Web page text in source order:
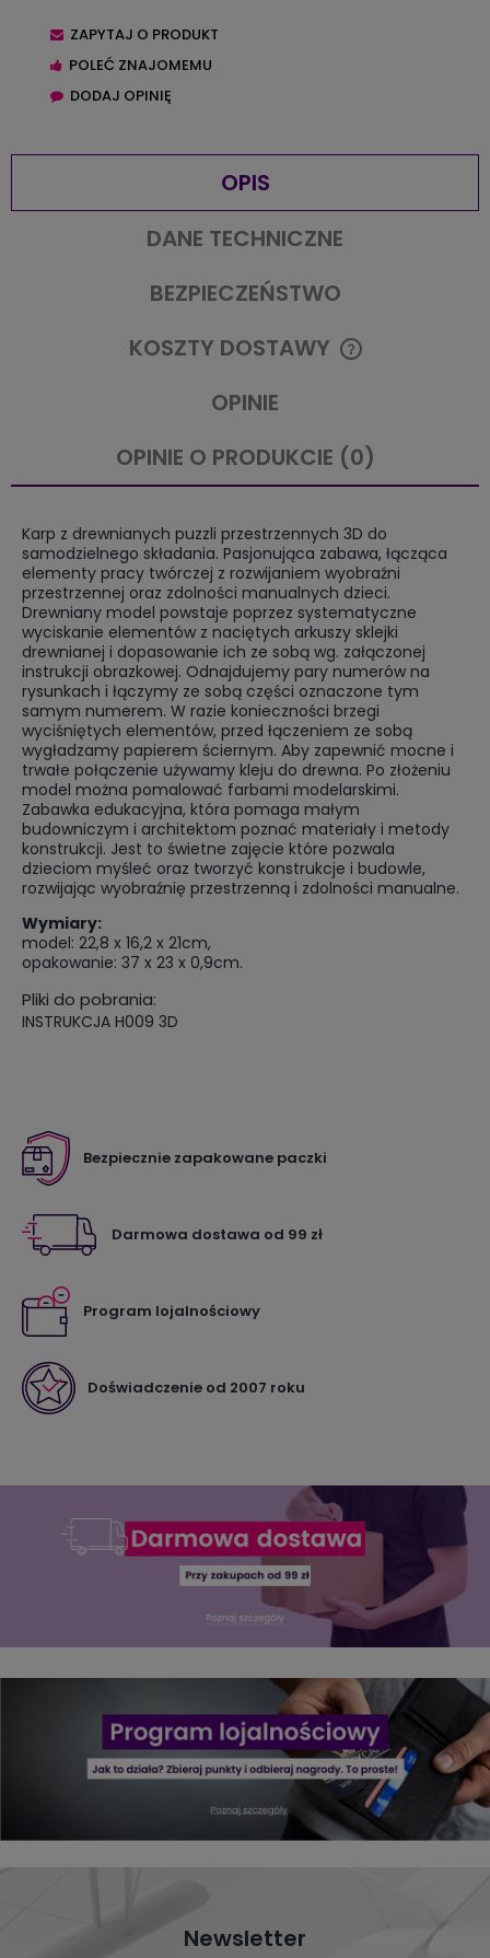
ZAPYTAJ O PRODUKT
POLEĆ ZNAJOMEMU
DODAJ OPINIĘ
OPIS
DANE TECHNICZNE
BEZPIECZEŃSTWO
KOSZTY DOSTAWY
CENA NIE ZAWIERA EWENTUALNYCH KOSZTÓW PŁATNOŚCI
OPINIE
OPINIE O PRODUKCIE (0)
Karp z drewnianych puzzli przestrzennych 3D do
samodzielnego składania. Pasjonująca zabawa, łącząca
elementy pracy twórczej z rozwijaniem wyobraźni
przestrzennej oraz zdolności manualnych dzieci.
Drewniany model powstaje poprzez systematyczne
wyciskanie elementów z naciętych arkuszy sklejki
drewnianej i dopasowanie ich ze sobą wg. załączonej
instrukcji obrazkowej. Odnajdujemy pary numerów na
rysunkach i łączymy ze sobą części oznaczone tym
samym numerem. W razie konieczności brzegi
wyciśniętych elementów, przed łączeniem ze sobą
wygładzamy papierem ściernym. Aby zapewnić mocne i
trwałe połączenie używamy kleju do drewna. Po złożeniu
model można pomalować farbami modelarskimi.
Zabawka edukacyjna, która pomaga małym
budowniczym i architektom poznać materiały i metody
konstrukcji. Jest to świetne zajęcie które pozwala
dzieciom myśleć oraz tworzyć konstrukcje i budowle,
rozwijając wyobraźnię przestrzenną i zdolności manualne.
Wymiary:
model: 22,8 x 16,2 x 21cm,
opakowanie: 37 x 23 x 0,9cm.
Pliki do pobrania:
INSTRUKCJA H009 3D
Bezpiecznie zapakowane paczki
Darmowa dostawa od 99 zł
Program lojalnościowy
Doświadczenie od 2007 roku
Newsletter